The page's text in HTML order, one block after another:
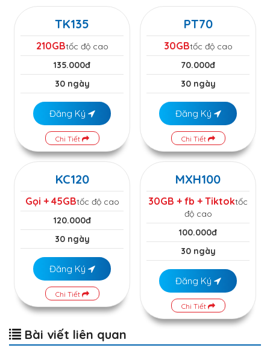
TK135
210GBtốc độ cao
135.000đ
30 ngày
Đăng Ký
Chi Tiết
PT70
30GBtốc độ cao
70.000đ
30 ngày
Đăng Ký
Chi Tiết
KC120
Gọi + 45GBtốc độ cao
120.000đ
30 ngày
Đăng Ký
Chi Tiết
MXH100
30GB + fb + Tiktoktốc
độ cao
100.000đ
30 ngày
Đăng Ký
Chi Tiết
Bài viết liên quan